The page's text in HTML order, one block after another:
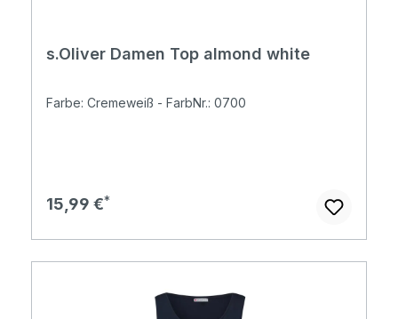
s.Oliver Damen Top almond white
Farbe: Cremeweiß - FarbNr.: 0700
Regulärer Preis:
15,99 €